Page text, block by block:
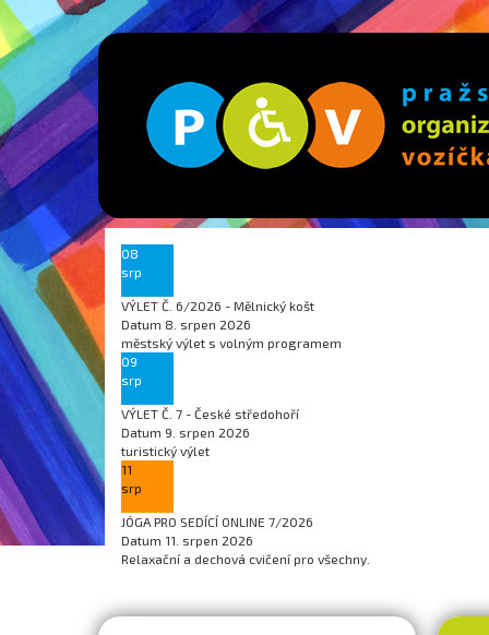
08
srp
VÝLET Č. 6/2026 - Mělnický košt
Datum 8. srpen 2026
městský výlet s volným programem
09
srp
VÝLET Č. 7 - České středohoří
Datum 9. srpen 2026
turistický výlet
11
srp
JÓGA PRO SEDÍCÍ ONLINE 7/2026
Datum 11. srpen 2026
Relaxační a dechová cvičení pro všechny.